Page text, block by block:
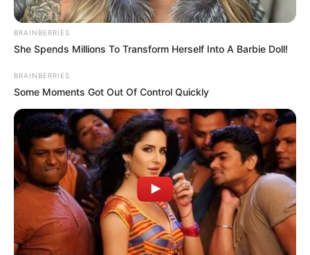
BRAINBERRIES
She Spends Millions To Transform Herself Into A Barbie Doll!
BRAINBERRIES
Some Moments Got Out Of Control Quickly